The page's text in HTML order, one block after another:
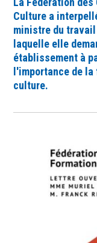
Culture a
ministre du
laquelle elle
établissement à
l'importance de
culture.